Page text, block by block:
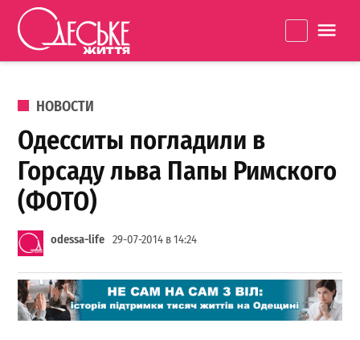
Перейти к содержанию
життя
ОПУБЛИКОВАНО В
НОВОСТИ
Одесситы погладили в
Горсаду льва Папы Римского
(ФОТО)
odessa-life 29-07-2014 в 14:24